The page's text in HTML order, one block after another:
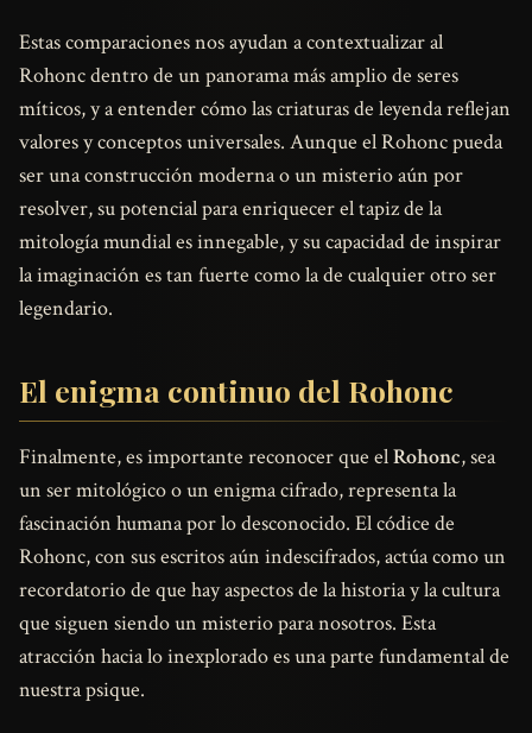
Estas comparaciones nos ayudan a contextualizar al
Rohonc dentro de un panorama más amplio de seres
míticos, y a entender cómo las criaturas de leyenda reflejan
valores y conceptos universales. Aunque el Rohonc pueda
ser una construcción moderna o un misterio aún por
resolver, su potencial para enriquecer el tapiz de la
mitología mundial es innegable, y su capacidad de inspirar
la imaginación es tan fuerte como la de cualquier otro ser
legendario.
El enigma continuo del Rohonc
Finalmente, es importante reconocer que elRohonc, sea
un ser mitológico o un enigma cifrado, representa la
fascinación humana por lo desconocido. El códice de
Rohonc, con sus escritos aún indescifrados, actúa como un
recordatorio de que hay aspectos de la historia y la cultura
que siguen siendo un misterio para nosotros. Esta
atracción hacia lo inexplorado es una parte fundamental de
nuestra psique.